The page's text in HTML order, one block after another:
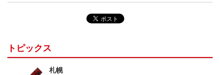
トピックス
札幌